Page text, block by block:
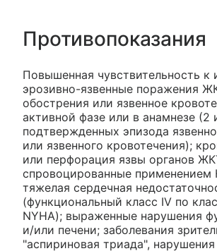
Противопоказания
Повышенная чувствительность к
эрозивно-язвенные поражения
обострения или язвенное
активной фазе или в анамнезе (2
подтвержденных эпизода
или язвенного кровотечения);
или перфорация язвы органов
спровоцированные
тяжелая сердечная
(функциональный класс IV по
NYHA); выраженные нарушения
и/или печени; заболевания
"аспириновая триада", нарушения